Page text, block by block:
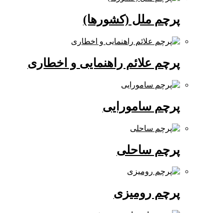
پرچم ملل (کشورها)
پرچم علائم راهنمایی و اخطاری
پرچم سامورایی
پرچم ساحلی
پرچم رومیزی